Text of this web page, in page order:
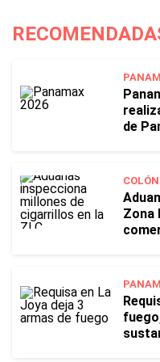
de
COLÓN
Zona